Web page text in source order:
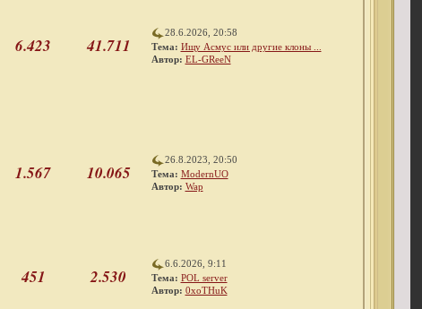
6.423 41.711
28.6.2026, 20:58
Тема: Ищу Асмус или другие клоны ...
Автор: EL-GReeN
1.567 10.065
26.8.2023, 20:50
Тема: ModernUO
Автор: Wap
451 2.530
6.6.2026, 9:11
Тема: POL server
Автор: 0xoTHuK